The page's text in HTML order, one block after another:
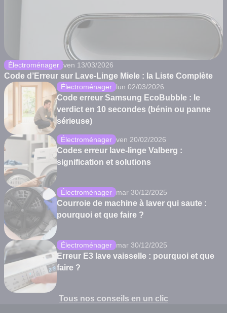
Électroménager ven 13/03/2026
Code d’Erreur sur Lave-Linge Miele : la Liste Complète
Électroménager lun 02/03/2026
Code erreur Samsung EcoBubble : le
verdict en 10 secondes (bénin ou panne
sérieuse)
Électroménager ven 20/02/2026
Codes erreur lave-linge Valberg :
signification et solutions
Électroménager mar 30/12/2025
Courroie de machine à laver qui saute :
pourquoi et que faire ?
Électroménager mar 30/12/2025
Erreur E3 lave vaisselle : pourquoi et que
faire ?
Tous nos conseils en un clic